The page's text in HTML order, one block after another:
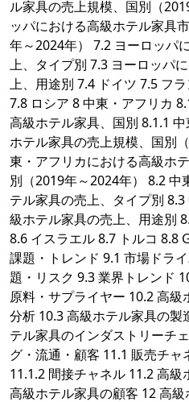
ル家具の売上規模、国別（
ッパにおける高級ホテル家具
年～2024年） 7.2 ヨーロッパ
上、タイプ別 7.3 ヨーロッパ
上、用途別 7.4 ドイツ 7.5 フ
7.8 ロシア 8 中東・アフリカ
高級ホテル家具、国別 8.1.1
ホテル家具の売上規模、国別
東・アフリカにおける高級ホ
別（2019年～2024年） 8.2
テル家具の売上、タイプ別
級ホテル家具の売上、用途別
8.6 イスラエル 8.7 トルコ 8.8
課題・トレンド 9.1 市場ドラ
題・リスク 9.3 業界トレンド
原料・サプライヤー 10.2 高
分析 10.3 高級ホテル家具の製
テル家具のインダストリーチ
グ・流通・顧客 11.1 販売チ
11.1.2 間接チャネル 11.2 高
高級ホテル家具の顧客 12 高